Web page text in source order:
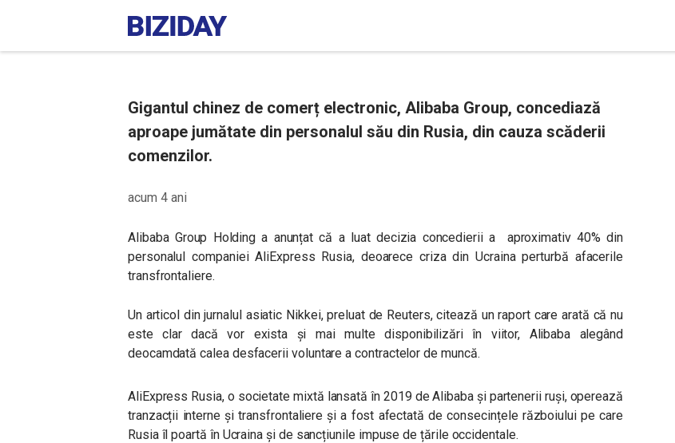
Gigantul chinez de comerț electronic, Alibaba Group, concediază
aproape jumătate din personalul său din Rusia, din cauza scăderii
comenzilor.
acum 4 ani
Alibaba Group Holding a anunțat că a luat decizia concedierii a aproximativ 40% din
personalul companiei AliExpress Rusia, deoarece criza din Ucraina perturbă afacerile
transfrontaliere.
Un articol din jurnalul asiatic Nikkei, preluat de Reuters, citează un raport care arată că nu
este clar dacă vor exista și mai multe disponibilizări în viitor, Alibaba alegând
deocamdată calea desfacerii voluntare a contractelor de muncă.
AliExpress Rusia, o societate mixtă lansată în 2019 de Alibaba și partenerii ruși, operează
tranzacții interne și transfrontaliere și a fost afectată de consecințele războiului pe care
Rusia îl poartă în Ucraina și de sancțiunile impuse de țările occidentale.